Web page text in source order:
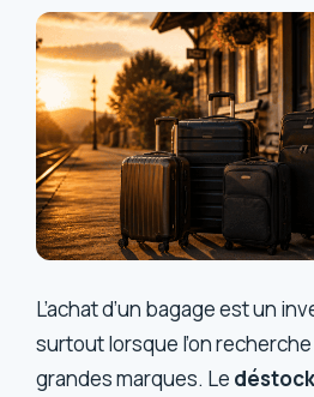
L’achat d’un bagage est un
surtout lorsque l’on
grandes marques. Le